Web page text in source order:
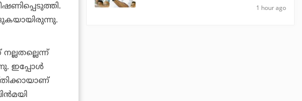
ഇപ്പോള്‍
1 hour ago